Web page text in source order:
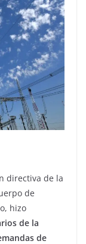
directiva de la
de
hizo
de la
de